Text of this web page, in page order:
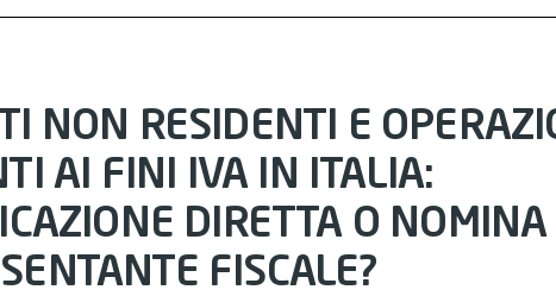
NON RESIDENTI E
AI FINI IVA IN ITALIA:
DIRETTA O NOMINA
FISCALE?